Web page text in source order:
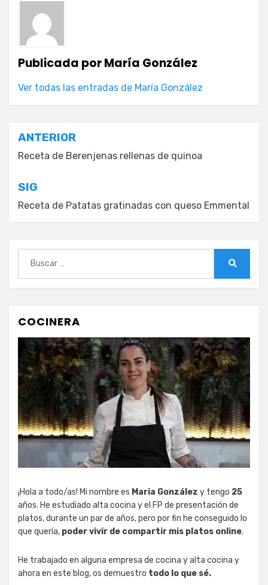
Publicada porMaría González
Ver todas las entradas de María González
Navegación
de
entradas
ANTERIOR
Receta de Berenjenas rellenas de quinoa
SIG
Receta de Patatas gratinadas con queso Emmental
COCINERA
¡Hola a todo/as! Mi nombre es Maria González y tengo 25
años. He estudiado alta cocina y el FP de presentación de
platos, durante un par de años, pero por fin he conseguido lo
que quería, poder vivir de compartir mis platos online.
He trabajado en alguna empresa de cocina y alta cocina y
ahora en este blog, os demuestro todo lo que sé.